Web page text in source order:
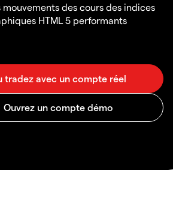
mouvements des cours des indices
HTML 5 performants